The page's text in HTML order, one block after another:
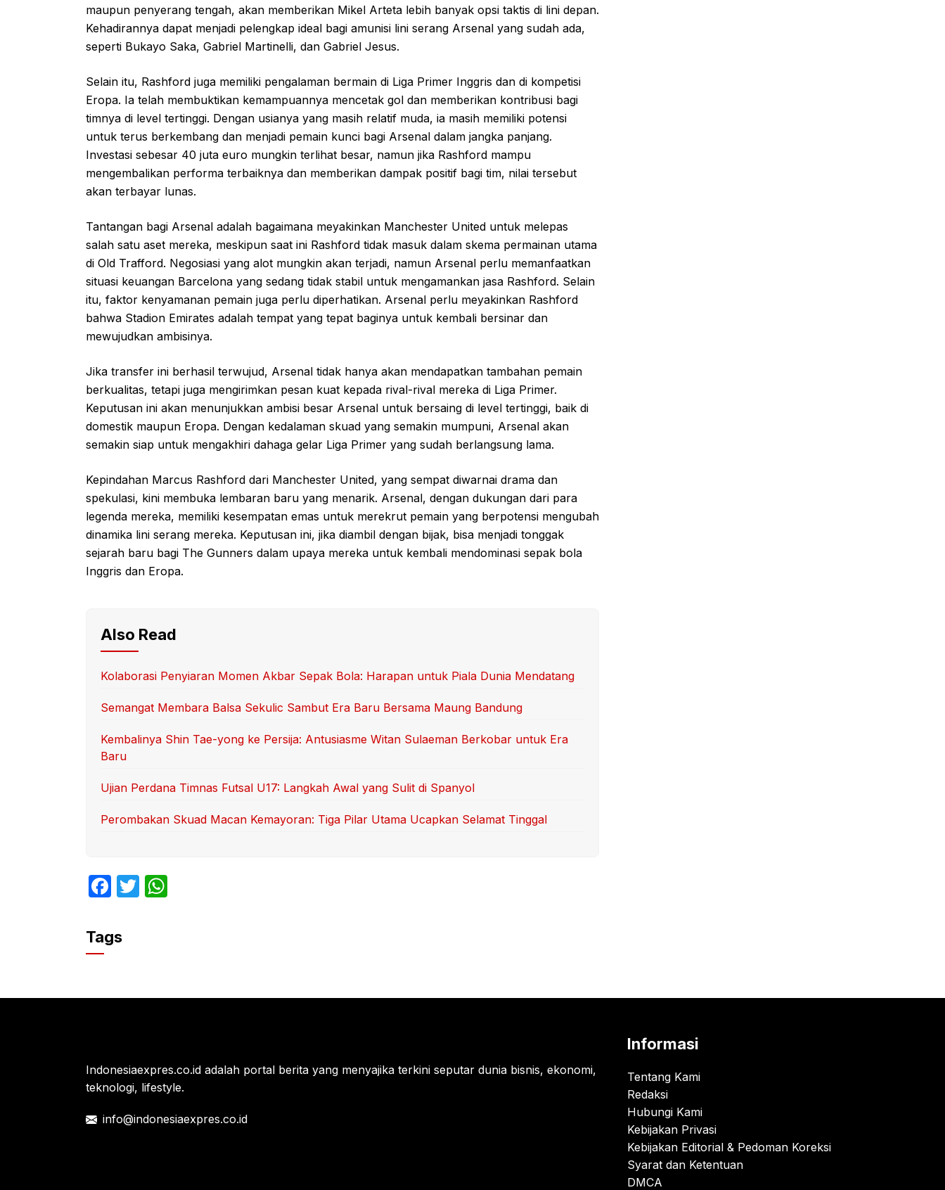
maupun penyerang tengah, akan memberikan Mikel Arteta lebih banyak opsi taktis di lini depan.
Kehadirannya dapat menjadi pelengkap ideal bagi amunisi lini serang Arsenal yang sudah ada,
seperti Bukayo Saka, Gabriel Martinelli, dan Gabriel Jesus.
Selain itu, Rashford juga memiliki pengalaman bermain di Liga Primer Inggris dan di kompetisi
Eropa. Ia telah membuktikan kemampuannya mencetak gol dan memberikan kontribusi bagi
timnya di level tertinggi. Dengan usianya yang masih relatif muda, ia masih memiliki potensi
untuk terus berkembang dan menjadi pemain kunci bagi Arsenal dalam jangka panjang.
Investasi sebesar 40 juta euro mungkin terlihat besar, namun jika Rashford mampu
mengembalikan performa terbaiknya dan memberikan dampak positif bagi tim, nilai tersebut
akan terbayar lunas.
Tantangan bagi Arsenal adalah bagaimana meyakinkan Manchester United untuk melepas
salah satu aset mereka, meskipun saat ini Rashford tidak masuk dalam skema permainan utama
di Old Trafford. Negosiasi yang alot mungkin akan terjadi, namun Arsenal perlu memanfaatkan
situasi keuangan Barcelona yang sedang tidak stabil untuk mengamankan jasa Rashford. Selain
itu, faktor kenyamanan pemain juga perlu diperhatikan. Arsenal perlu meyakinkan Rashford
bahwa Stadion Emirates adalah tempat yang tepat baginya untuk kembali bersinar dan
mewujudkan ambisinya.
Jika transfer ini berhasil terwujud, Arsenal tidak hanya akan mendapatkan tambahan pemain
berkualitas, tetapi juga mengirimkan pesan kuat kepada rival-rival mereka di Liga Primer.
Keputusan ini akan menunjukkan ambisi besar Arsenal untuk bersaing di level tertinggi, baik di
domestik maupun Eropa. Dengan kedalaman skuad yang semakin mumpuni, Arsenal akan
semakin siap untuk mengakhiri dahaga gelar Liga Primer yang sudah berlangsung lama.
Kepindahan Marcus Rashford dari Manchester United, yang sempat diwarnai drama dan
spekulasi, kini membuka lembaran baru yang menarik. Arsenal, dengan dukungan dari para
legenda mereka, memiliki kesempatan emas untuk merekrut pemain yang berpotensi mengubah
dinamika lini serang mereka. Keputusan ini, jika diambil dengan bijak, bisa menjadi tonggak
sejarah baru bagi The Gunners dalam upaya mereka untuk kembali mendominasi sepak bola
Inggris dan Eropa.
Also Read
Kolaborasi Penyiaran Momen Akbar Sepak Bola: Harapan untuk Piala Dunia Mendatang
Semangat Membara Balsa Sekulic Sambut Era Baru Bersama Maung Bandung
Kembalinya Shin Tae-yong ke Persija: Antusiasme Witan Sulaeman Berkobar untuk Era
Baru
Ujian Perdana Timnas Futsal U17: Langkah Awal yang Sulit di Spanyol
Perombakan Skuad Macan Kemayoran: Tiga Pilar Utama Ucapkan Selamat Tinggal
F
c
e
o
T
p
Tags
Indonesiaexpres.co.id adalah portal berita yang menyajika terkini seputar dunia bisnis, ekonomi,
teknologi, lifestyle.
info@indonesiaexpres.co.id
Informasi
Tentang Kami
Redaksi
Hubungi Kami
Kebijakan Privasi
Kebijakan Editorial & Pedoman Koreksi
Syarat dan Ketentuan
DMCA